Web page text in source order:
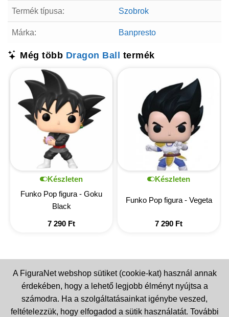
Termék típusa: Szobrok
Márka: Banpresto
Még több Dragon Ball termék
Készleten
Funko Pop figura - Goku
Black
7 290 Ft
Készleten
Funko Pop figura - Vegeta
7 290 Ft
A FiguraNet webshop sütiket (cookie-kat) használ annak
érdekében, hogy a lehető legjobb élményt nyújtsa a
számodra. Ha a szolgáltatásainkat igénybe veszed,
feltételezzük, hogy elfogadod a sütik használatát. További